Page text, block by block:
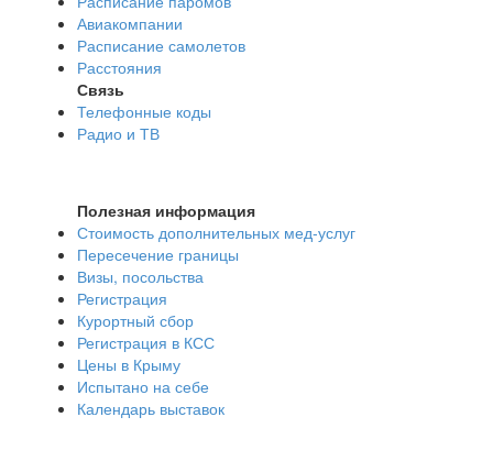
Авиакомпании
Расписание самолетов
Расстояния
Связь
Телефонные коды
Радио и ТВ
Полезная информация
Стоимость дополнительных мед-услуг
Пересечение границы
Визы, посольства
Регистрация
Курортный сбор
Регистрация в КСС
Цены в Крыму
Испытано на себе
Календарь выставок